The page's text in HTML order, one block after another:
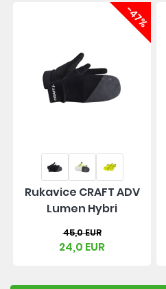
-47%
Rukavice CRAFT ADV
Lumen Hybri
45,0 EUR
24,0 EUR